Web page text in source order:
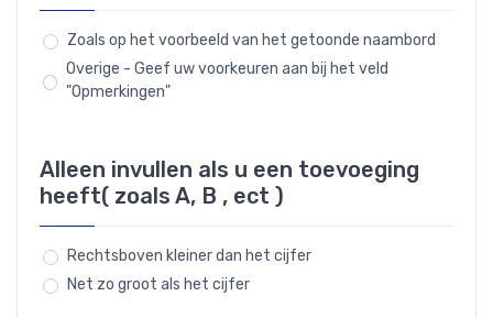
Zoals op het voorbeeld van het getoonde naambord
Overige - Geef uw voorkeuren aan bij het veld
"Opmerkingen"
Alleen invullen als u een toevoeging
heeft( zoals A, B , ect )
Rechtsboven kleiner dan het cijfer
Net zo groot als het cijfer